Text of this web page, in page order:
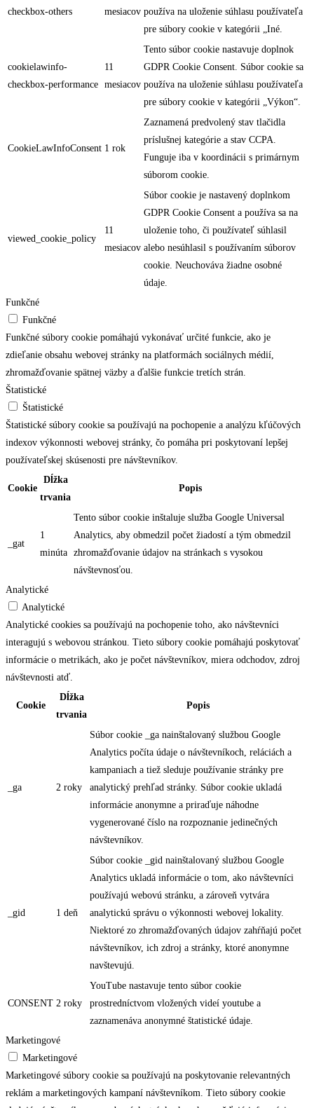
checkbox-others
mesiacov používa na uloženie súhlasu používateľa
pre súbory cookie v kategórii „Iné.
cookielawinfo-
checkbox-performance
11
mesiacov
Tento súbor cookie nastavuje doplnok
GDPR Cookie Consent. Súbor cookie sa
používa na uloženie súhlasu používateľa
pre súbory cookie v kategórii „Výkon“.
CookieLawInfoConsent 1 rok
Zaznamená predvolený stav tlačidla
príslušnej kategórie a stav CCPA.
Funguje iba v koordinácii s primárnym
súborom cookie.
viewed_cookie_policy
11
mesiacov
Súbor cookie je nastavený doplnkom
GDPR Cookie Consent a používa sa na
uloženie toho, či používateľ súhlasil
alebo nesúhlasil s používaním súborov
cookie. Neuchováva žiadne osobné
údaje.
Funkčné
Funkčné
Funkčné súbory cookie pomáhajú vykonávať určité funkcie, ako je
zdieľanie obsahu webovej stránky na platformách sociálnych médií,
zhromažďovanie spätnej väzby a ďalšie funkcie tretích strán.
Štatistické
Štatistické
Štatistické súbory cookie sa používajú na pochopenie a analýzu kľúčových
indexov výkonnosti webovej stránky, čo pomáha pri poskytovaní lepšej
používateľskej skúsenosti pre návštevníkov.
Cookie
Dĺžka
trvania
Popis
_gat
1
minúta
Tento súbor cookie inštaluje služba Google Universal
Analytics, aby obmedzil počet žiadostí a tým obmedzil
zhromažďovanie údajov na stránkach s vysokou
návštevnosťou.
Analytické
Analytické
Analytické cookies sa používajú na pochopenie toho, ako návštevníci
interagujú s webovou stránkou. Tieto súbory cookie pomáhajú poskytovať
informácie o metrikách, ako je počet návštevníkov, miera odchodov, zdroj
návštevnosti atď.
Cookie
Dĺžka
trvania
Popis
_ga 2 roky
Súbor cookie _ga nainštalovaný službou Google
Analytics počíta údaje o návštevníkoch, reláciách a
kampaniach a tiež sleduje používanie stránky pre
analytický prehľad stránky. Súbor cookie ukladá
informácie anonymne a priraďuje náhodne
vygenerované číslo na rozpoznanie jedinečných
návštevníkov.
_gid 1 deň
Súbor cookie _gid nainštalovaný službou Google
Analytics ukladá informácie o tom, ako návštevníci
používajú webovú stránku, a zároveň vytvára
analytickú správu o výkonnosti webovej lokality.
Niektoré zo zhromažďovaných údajov zahŕňajú počet
návštevníkov, ich zdroj a stránky, ktoré anonymne
navštevujú.
CONSENT 2 roky
YouTube nastavuje tento súbor cookie
prostredníctvom vložených videí youtube a
zaznamenáva anonymné štatistické údaje.
Marketingové
Marketingové
Marketingové súbory cookie sa používajú na poskytovanie relevantných
reklám a marketingových kampaní návštevníkom. Tieto súbory cookie